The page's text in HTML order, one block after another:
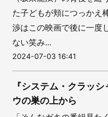
た子どもが頬につっかえ
渉はこの映画で後に一度
ない笑み...
2024-07-03 16:41
『システム・クラッ
ウの巣の上から